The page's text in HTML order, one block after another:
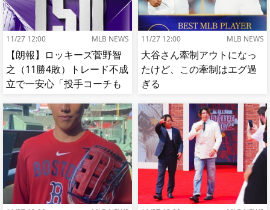
11/27 12:00 MLB NEWS
【朗報】ロッキーズ菅野智
之（11勝4敗）トレード不成
立で一安心「投手コーチも
11/27 12:00 MLB NEWS
大谷さん牽制アウトになっ
たけど、この牽制はエグ過
ぎる